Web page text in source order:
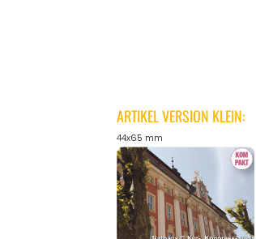
ARTIKEL VERSION KLEIN:
44x65 mm